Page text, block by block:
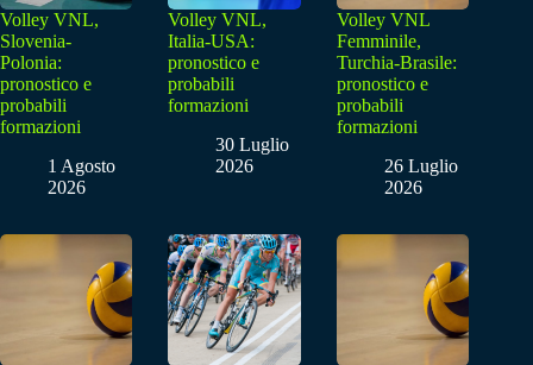
Volley VNL,
Slovenia-
Polonia:
pronostico e
probabili
formazioni
1 Agosto
2026
Volley VNL,
Italia-USA:
pronostico e
probabili
formazioni
30 Luglio
2026
Volley VNL
Femminile,
Turchia-Brasile:
pronostico e
probabili
formazioni
26 Luglio
2026